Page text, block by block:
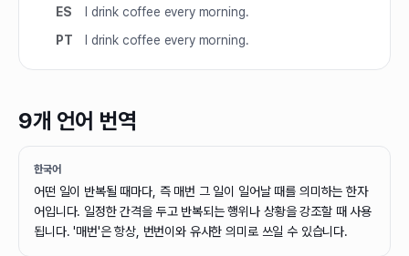
ES
I drink coffee every morning.
PT
I drink coffee every morning.
9개 언어 번역
한국어
어떤 일이 반복될 때마다, 즉 매번 그 일이 일어날 때를 의미하는 한자
어입니다. 일정한 간격을 두고 반복되는 행위나 상황을 강조할 때 사용
됩니다. '매번'은 항상, 번번이와 유사한 의미로 쓰일 수 있습니다.